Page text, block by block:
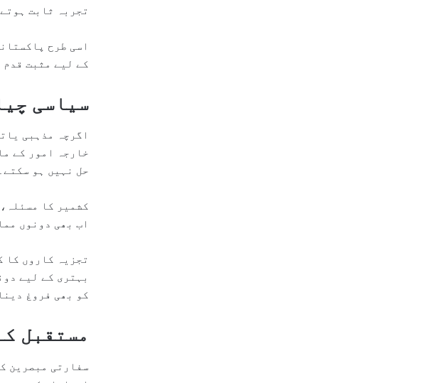
تجربہ ثابت ہوتے
اسی طرح
کے لیے مثبت قدم
سیاسی
اگرچہ مذہبی
خارجہ امور کے
حل نہیں ہو سکتے۔
کشمیر کا
اب بھی دونوں
تجزیہ کاروں کا
بہتری کے لیے
کو بھی فروغ
مستقبل
سفارتی مبصرین